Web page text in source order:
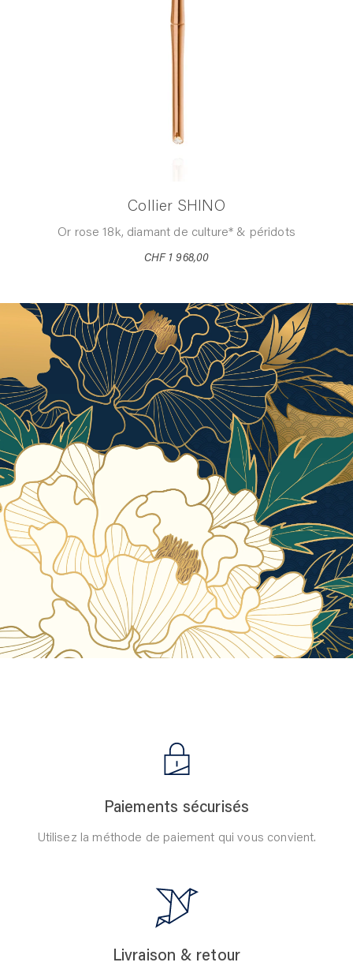
Collier SHINO
Or rose 18k, diamant de culture* & péridots
CHF 1 968,00
Paiements sécurisés
Utilisez la méthode de paiement qui vous convient.
Livraison & retour